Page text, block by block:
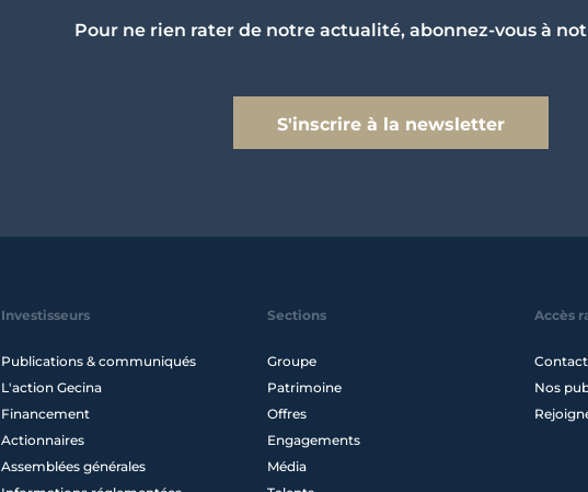
Pour ne rien rater de notre actualité, abonnez-vous à
S'inscrire à la newsletter
Investisseurs
Publications & communiqués
L'action Gecina
Financement
Actionnaires
Assemblées générales
Sections
Groupe
Patrimoine
Offres
Engagements
Média
Accès
Nos